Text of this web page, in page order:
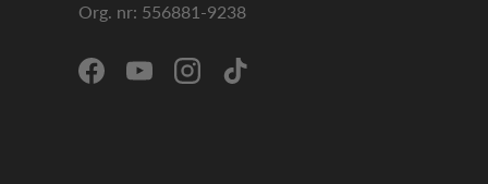
Org. nr: 556881-9238
FacebookYouTubeInstagramTikTok